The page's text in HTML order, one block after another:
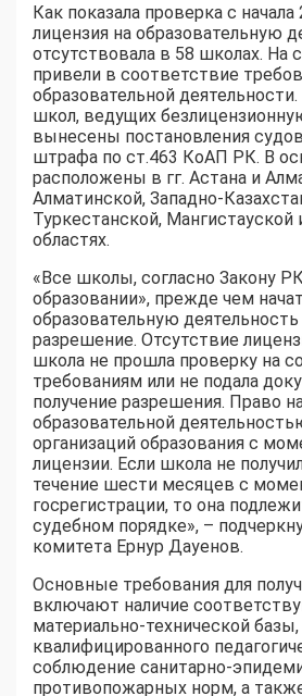
Как показала проверка с начала
лицензия на образовательную
отсутствовала в 58 школах. На
привели в соответствие
образовательной
школ, ведущих
вынесены постановления
штрафа по ст.463 КоАП РК. В
расположены в гг. Астана и
Алматинской, Западно-
Туркестанской,
областях.
«Все школы, согласно Закону
образовании», прежде чем
образовательную
разрешение. Отсутствие
школа не прошла проверку на
требованиям или не подала
получение разрешения. Право
образовательной
организаций образования с
лицензии. Если школа не
течение шести месяцев с
госрегистрации, то она
судебном порядке», –
комитета Ернур Дауенов.
Основные требования для
включают наличие
материально-технической базы,
квалифицированного
соблюдение санитарно-
противопожарных норм, а